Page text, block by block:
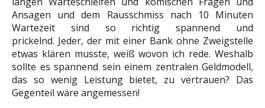
Ansagen und dem Rausschmiss nach 10 Minuten
Wartezeit sind so richtig spannend und
prickelnd. Jeder, der mit einer Bank ohne Zweigstelle
etwas klären musste, weiß wovon ich rede. Weshalb
sollte es spannend sein einem zentralen Geldmodell,
das so wenig Leistung bietet, zu vertrauen? Das
Gegenteil wäre angemessen!